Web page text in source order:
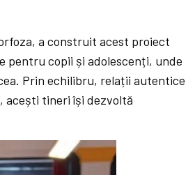
a construit acest proiect
pentru copii și adolescenți, unde
Prin echilibru, relații autentice
, acești tineri își dezvoltă